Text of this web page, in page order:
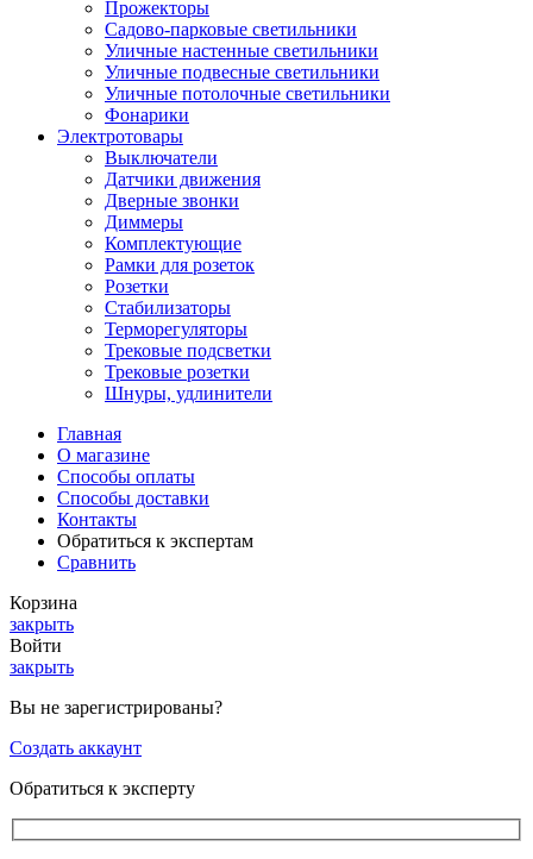
Прожекторы
Садово-парковые светильники
Уличные настенные светильники
Уличные подвесные светильники
Уличные потолочные светильники
Фонарики
Электротовары
Выключатели
Датчики движения
Дверные звонки
Диммеры
Комплектующие
Рамки для розеток
Розетки
Стабилизаторы
Терморегуляторы
Трековые подсветки
Трековые розетки
Шнуры, удлинители
Главная
О магазине
Способы оплаты
Способы доставки
Контакты
Обратиться к экспертам
Сравнить
Корзина
закрыть
Войти
закрыть
Вы не зарегистрированы?
Создать аккаунт
Обратиться к эксперту